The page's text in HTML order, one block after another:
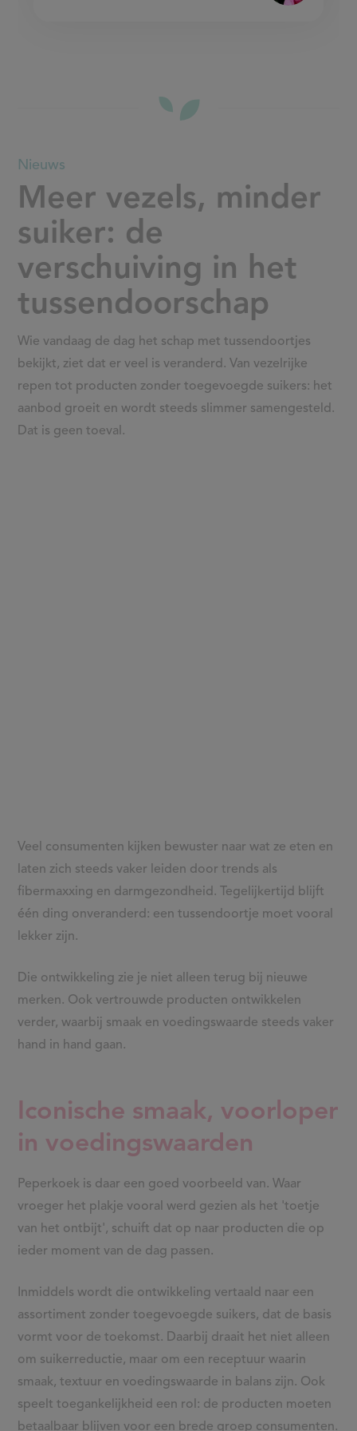
Meer
vezels,
minder
suiker:
de
verschuiving
in
het
Nieuws
Meer vezels, minder
suiker: de
verschuiving in het
tussendoorschap
Wie vandaag de dag het schap met tussendoortjes
bekijkt, ziet dat er veel is veranderd. Van vezelrijke
repen tot producten zonder toegevoegde suikers: het
aanbod groeit en wordt steeds slimmer samengesteld.
Dat is geen toeval.
fibermaxxing en darmgezondheid. Tegelijkertijd blijft
één ding onveranderd: een tussendoortje moet vooral
lekker zijn.
Die ontwikkeling zie je niet alleen terug bij nieuwe
merken. Ook vertrouwde producten ontwikkelen
verder, waarbij smaak en voedingswaarde steeds vaker
hand in hand gaan.
Iconische smaak, voorloper
Peperkoek is daar een goed voorbeeld van. Waar
vroeger het plakje vooral werd gezien als het 'toetje
van het ontbijt', schuift dat op naar producten die op
ieder moment van de dag passen.
Inmiddels wordt die ontwikkeling vertaald naar een
assortiment zonder toegevoegde suikers, dat de basis
vormt voor de toekomst. Daarbij draait het niet alleen
om suikerreductie, maar om een receptuur waarin
smaak, textuur en voedingswaarde in balans zijn. Ook
speelt toegankelijkheid een rol: de producten moeten
betaalbaar blijven voor een brede groep consumenten.